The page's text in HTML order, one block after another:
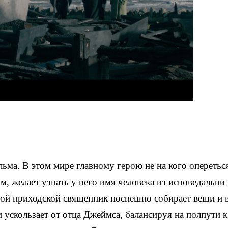
В этом мире главному герою не на кого
желает узнать у него имя человека из исповедальни
приходской священник поспешно собирает вещи и
от отца Джеймса, балансируя на полпути к